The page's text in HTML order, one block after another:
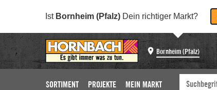
Ist Bornheim (Pfalz) Dein richtiger Markt?
Bornheim (Pfalz)
SORTIMENT PROJEKTE MEIN MARKT